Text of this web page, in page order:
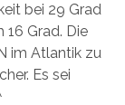
bei 29 Grad
16 Grad. Die
im Atlantik zu
Es sei